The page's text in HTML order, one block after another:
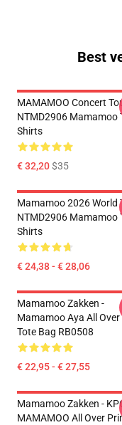
Best
MAMAMOO Concert
NTMD2906 Mamamoo
Shirts
€ 32,20$35
Mamamoo 2026 World
NTMD2906 Mamamoo
Shirts
€ 24,38 - € 28,06
Mamamoo Zakken -
Mamamoo Aya All
Tote Bag RB0508
€ 22,95 - € 27,55
Mamamoo Zakken -
MAMAMOO All Over